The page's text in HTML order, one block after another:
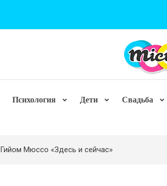
Психология Дети Свадьба
Гийом Мюссо «Здесь и сейчас»